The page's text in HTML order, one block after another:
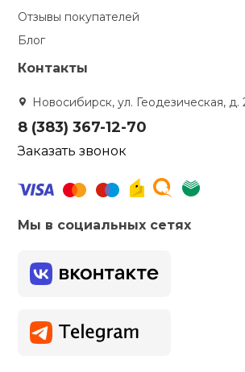
Отзывы покупателей
Блог
Контакты
Новосибирск, ул. Геодезическая, д.
8 (383) 367-12-70
Заказать звонок
Мы в социальных сетях